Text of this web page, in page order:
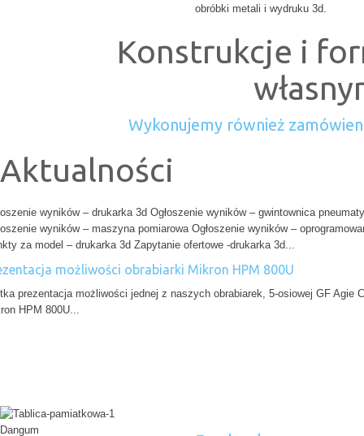
obróbki metali i wydruku 3d.
Konstrukcje i
Wykonujemy również
Aktualności
wyników – drukarka 3d Ogłoszenie wyników – gwintownica
wyników – maszyna pomiarowa Ogłoszenie wyników –
za model – drukarka 3d Zapytanie ofertowe -drukarka 3d...
możliwości obrabiarki Mikron HPM 800U
prezentacja możliwości jednej z naszych obrabiarek, 5-osiowej GF Agie
HPM 800U...
Dangum